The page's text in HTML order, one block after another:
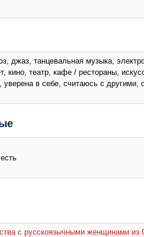
джаз, танцевальная музыка,
кино, театр, кафе / рестораны,
уверена в себе, считаюсь с
с русскоязычными женщинами